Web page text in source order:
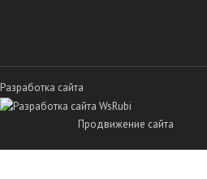
Разработка сайта
Продвижение сайта